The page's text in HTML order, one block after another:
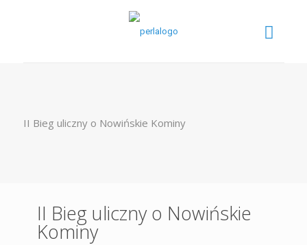
II Bieg uliczny o Nowińskie Kominy
II Bieg uliczny o Nowińskie
Kominy